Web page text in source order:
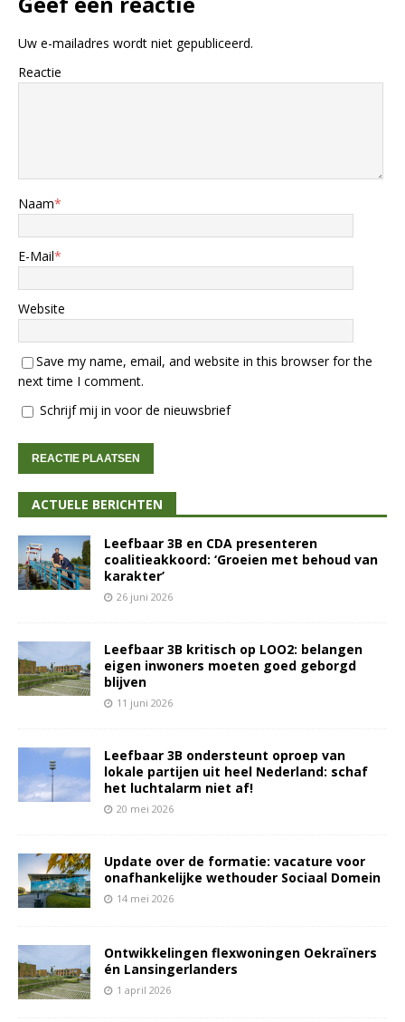
Uw e-mailadres wordt niet gepubliceerd.
Reactie
Naam*
E-Mail*
Website
Save my name, email, and website in this browser for the
next time I comment.
Schrijf mij in voor de nieuwsbrief
ACTUELE BERICHTEN
Leefbaar 3B en CDA presenteren
coalitieakkoord: ‘Groeien met behoud van
karakter’
26 juni 2026
Leefbaar 3B kritisch op LOO2: belangen
eigen inwoners moeten goed geborgd
blijven
11 juni 2026
Leefbaar 3B ondersteunt oproep van
lokale partijen uit heel Nederland: schaf
het luchtalarm niet af!
20 mei 2026
Update over de formatie: vacature voor
onafhankelijke wethouder Sociaal Domein
14 mei 2026
Ontwikkelingen flexwoningen Oekraïners
én Lansingerlanders
1 april 2026